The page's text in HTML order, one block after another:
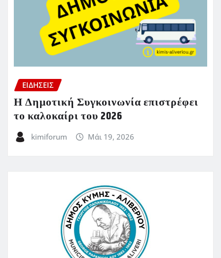
ΕΙΔΗΣΕΙΣ
Η Δημοτική Συγκοινωνία επιστρέφει
το καλοκαίρι του 2026
kimiforum Μάι 19, 2026